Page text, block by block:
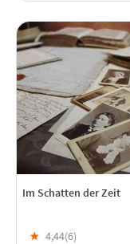
Im Schatten der Zeit
★ 4,44(6)